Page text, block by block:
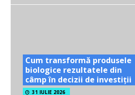
Cum transformă produsele
biologice rezultatele din
câmp în decizii de investiții
31 IULIE 2026